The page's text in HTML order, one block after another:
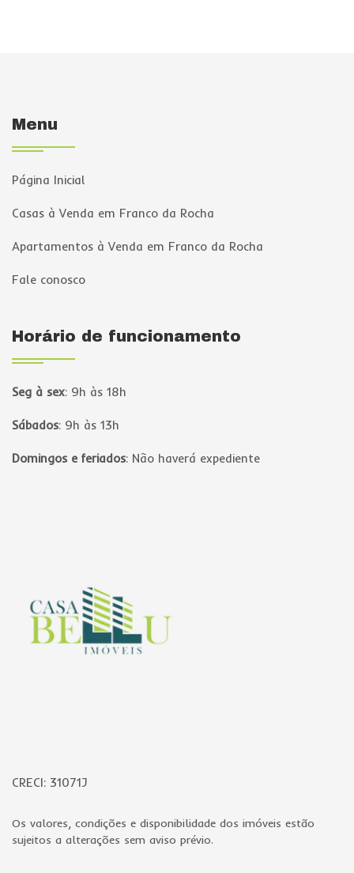
Menu
Página Inicial
Casas à Venda em Franco da Rocha
Apartamentos à Venda em Franco da Rocha
Fale conosco
Horário de funcionamento
Seg à sex: 9h às 18h
Sábados: 9h às 13h
Domingos e feriados: Não haverá expediente
CRECI: 31071J
Os valores, condições e disponibilidade dos imóveis estão
sujeitos a alterações sem aviso prévio.